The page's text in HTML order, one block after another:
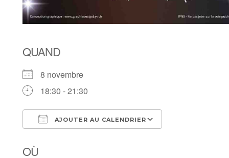
QUAND
8 novembre
18:30 - 21:30
AJOUTER AU CALENDRIER
OÙ